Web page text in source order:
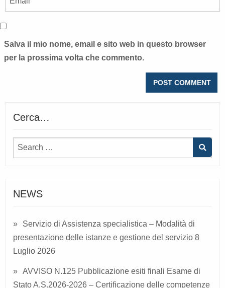
Salva il mio nome, email e sito web in questo browser
per la prossima volta che commento.
Cerca…
NEWS
Servizio di Assistenza specialistica – Modalità di
presentazione delle istanze e gestione del servizio 8
Luglio 2026
AVVISO N.125 Pubblicazione esiti finali Esame di
Stato A.S.2026-2026 – Certificazione delle competenze